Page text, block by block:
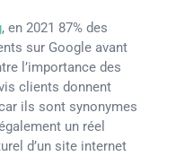
, en 2021 87% des
sur Google avant
l’importance des
clients donnent
ils sont synonymes
un réel
d’un site internet